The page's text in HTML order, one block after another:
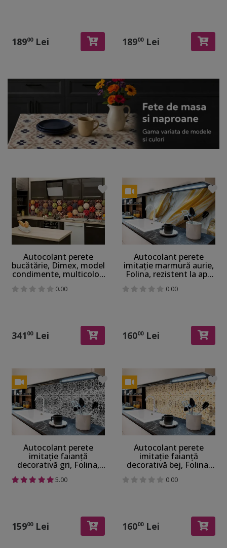
18900Lei 18900Lei
Autocolant perete
bucătărie, Dimex, model
condimente, multicolor,
căldură, rolă de 60x350
0.00
341 00Lei
Autocolant perete
imitaţie marmură aurie,
Folina, rezistent la apă
67x200 cm
0.00
16000Lei
Autocolant perete
imitaţie faianţă
decorativă gri, Folina,
rezistent la apă şi
căldură, rolă de 67x200
5.00
15900Lei
Autocolant perete
imitaţie faianţă
decorativă bej, Folina,
rezistent la apă şi
căldură, rolă de 67x200
0.00
16000Lei